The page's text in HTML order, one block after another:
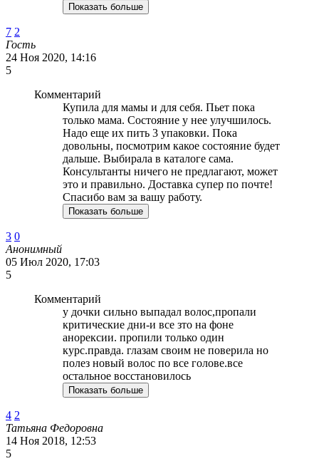
Показать больше
7 2
Гость
24 Ноя 2020, 14:16
5
Комментарий
Купила для мамы и для себя. Пьeт пока
только мама. Состояние у неe улучшилось.
Надо еще их пить 3 упаковки. Пока
довольны, посмотрим какое состояние будет
дальше. Выбирала в каталоге сама.
Консультанты ничего не предлагают, может
это и правильно. Доставка супер по почте!
Спасибо вам за вашу работу.
Показать больше
3 0
Анонимный
05 Июл 2020, 17:03
5
Комментарий
у дочки сильно выпадал волос,пропали
критические дни-и все зто на фоне
анорексии. пропили только один
курс.правда. глазам своим не поверила но
полез новый волос по все голове.все
остальное восстановилось
Показать больше
4 2
Татьяна Федоровна
14 Ноя 2018, 12:53
5